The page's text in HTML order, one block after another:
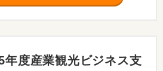
年度産業観光ビジネス支